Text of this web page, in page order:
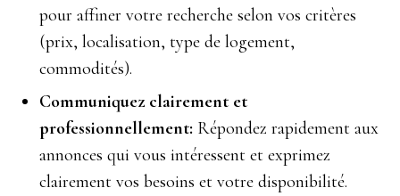
pour affiner votre recherche selon vos critères
(prix, localisation, type de logement,
commodités).
Communiquez clairement et
professionnellement: Répondez rapidement aux
annonces qui vous intéressent et exprimez
clairement vos besoins et votre disponibilité.